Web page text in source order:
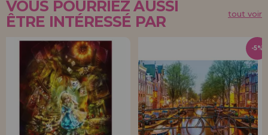
VOUS POURRIEZ AUSSI
ÊTRE INTÉRESSÉ PAR
tout voir
-5%